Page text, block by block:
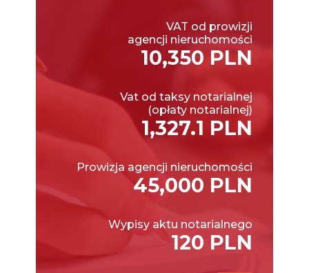
VAT od prowizji
agencji nieruchomości
10,350 PLN
Vat od taksy notarialnej
(opłaty notarialnej)
1,327.1 PLN
Prowizja agencji nieruchomości
45,000 PLN
Wypisy aktu notarialnego
120 PLN